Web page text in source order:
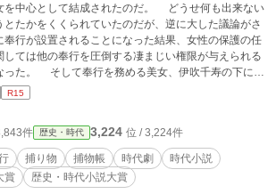
心として結成されたのだ。 どうせ何も出来ない
とたかをくくられていたのだが、逆に大した議論がさ
奉行が設置されることになった結果、女性の保護の任
しては他の奉行を圧倒する凄まじい権限が与えられる
める美女、伊吹千寿の下に
熊殺しの女傑〟江沢せん、〝今板額〟城之内美湖、
町で女たちの生活を守るため、南北町奉行と時には反
には協力しながら事件に挑んでいくのであった。
R15
件 歴史・時代 3,224 位 / 3,224件
捕り物 捕物帳 時代劇
時代小説
賞
歴史・時代小説大賞